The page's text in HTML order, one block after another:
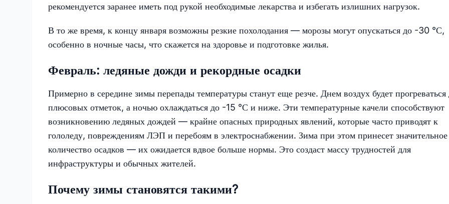
рекомендуется заранее иметь под рукой необходимые лекарства и избегать излишних нагрузок.
В то же время, к концу января возможны резкие похолодания — морозы могут опускаться до -30 °С,
особенно в ночные часы, что скажется на здоровье и подготовке жилья.
Февраль: ледяные дожди и рекордные осадки
Примерно в середине зимы перепады температуры станут еще резче. Днем воздух будет прогреваться
плюсовых отметок, а ночью охлаждаться до -15 °С и ниже. Эти температурные качели способствуют
возникновению ледяных дождей — крайне опасных природных явлений, которые часто приводят к
гололеду, повреждениям ЛЭП и перебоям в электроснабжении. Зима при этом принесет значительное
количество осадков — их ожидается вдвое больше нормы. Это создаст массу трудностей для
инфраструктуры и обычных жителей.
Почему зимы становятся такими?